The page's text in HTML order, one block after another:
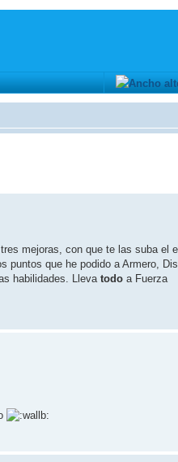
mejoras, con que te las suba
que he podido a Armero,
habilidades. Llevatodo a Fuerza